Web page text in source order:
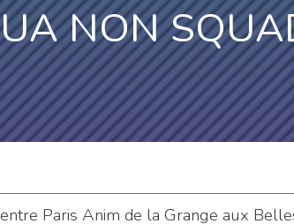
NON
Paris Anim de la Grange aux